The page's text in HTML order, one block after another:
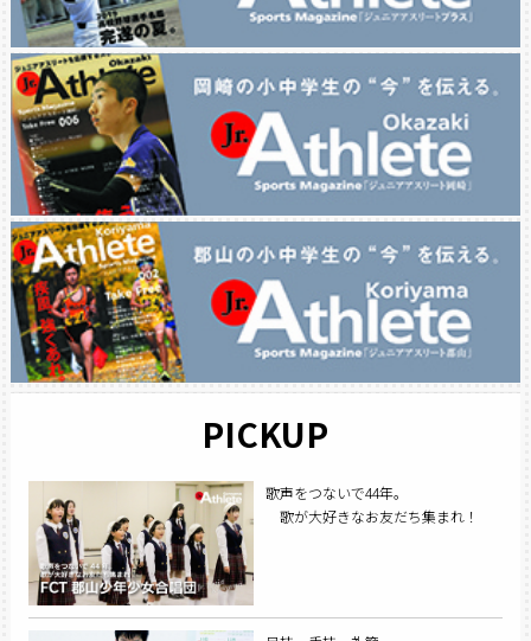
PICKUP
歌声をつないで44年。
歌が大好きなお友だち集まれ！